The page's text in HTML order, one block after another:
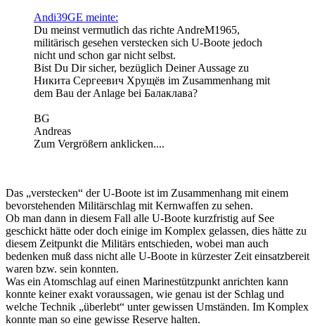
Andi39GE meinte:
Du meinst vermutlich das richte AndreM1965,
militärisch gesehen verstecken sich U-Boote jedoch
nicht und schon gar nicht selbst.
Bist Du Dir sicher, bezüglich Deiner Aussage zu
Никита Сергеевич Хрущёв im Zusammenhang mit
dem Bau der Anlage bei Балаклава?
BG
Andreas
Zum Vergrößern anklicken....
Das „verstecken“ der U-Boote ist im Zusammenhang mit einem
bevorstehenden Militärschlag mit Kernwaffen zu sehen.
Ob man dann in diesem Fall alle U-Boote kurzfristig auf See
geschickt hätte oder doch einige im Komplex gelassen, dies hätte zu
diesem Zeitpunkt die Militärs entschieden, wobei man auch
bedenken muß dass nicht alle U-Boote in kürzester Zeit einsatzbereit
waren bzw. sein konnten.
Was ein Atomschlag auf einen Marinestützpunkt anrichten kann
konnte keiner exakt voraussagen, wie genau ist der Schlag und
welche Technik „überlebt“ unter gewissen Umständen. Im Komplex
konnte man so eine gewisse Reserve halten.